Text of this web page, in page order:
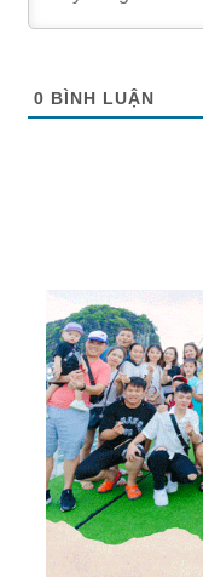
0 BÌNH LUẬN